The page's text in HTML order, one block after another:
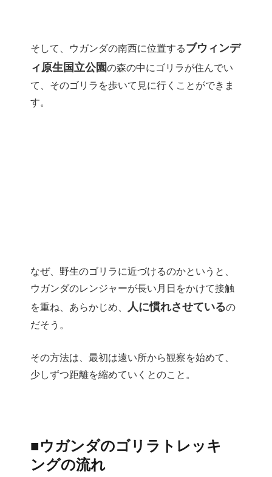
そして、ウガンダの南西に位置するブウィンデ
ィ原生国立公園の森の中にゴリラが住んでい
て、そのゴリラを歩いて見に行くことができま
す。
なぜ、野生のゴリラに近づけるのかというと、
ウガンダのレンジャーが長い月日をかけて接触
を重ね、あらかじめ、
人に慣れさせているの
だそう。
その方法は、最初は遠い所から観察を始めて、
少しずつ距離を縮めていくとのこと。
■ウガンダのゴリラトレッキ
ングの流れ